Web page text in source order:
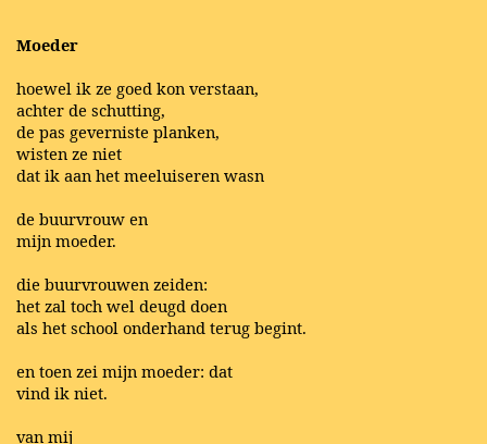
Moeder
hoewel ik ze goed kon verstaan,
achter de schutting,
de pas geverniste planken,
wisten ze niet
dat ik aan het meeluiseren wasn
de buurvrouw en
mijn moeder.
die buurvrouwen zeiden:
het zal toch wel deugd doen
als het school onderhand terug begint.
en toen zei mijn moeder: dat
vind ik niet.
van mij